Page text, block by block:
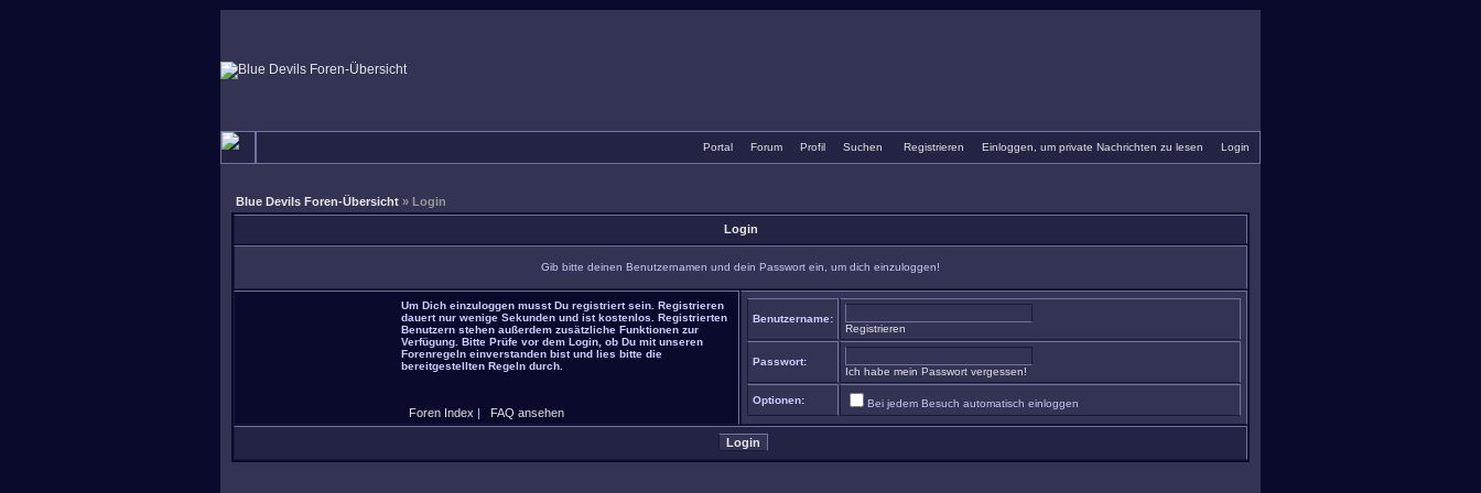
Portal Forum Profil Suchen Registrieren Einloggen, um private Nachrichten zu lesen Login
Blue Devils Foren-Übersicht » Login
Login
Gib bitte deinen Benutzernamen und dein Passwort ein, um dich einzuloggen!
Um Dich einzuloggen musst Du registriert sein. Registrieren
dauert nur wenige Sekunden und ist kostenlos. Registrierten
Benutzern stehen außerdem zusätzliche Funktionen zur
Verfügung. Bitte Prüfe vor dem Login, ob Du mit unseren
Forenregeln einverstanden bist und lies bitte die
bereitgestellten Regeln durch.
Foren Index | FAQ ansehen
Benutzername:
Registrieren
Passwort:
Ich habe mein Passwort vergessen!
Optionen: Bei jedem Besuch automatisch einloggen